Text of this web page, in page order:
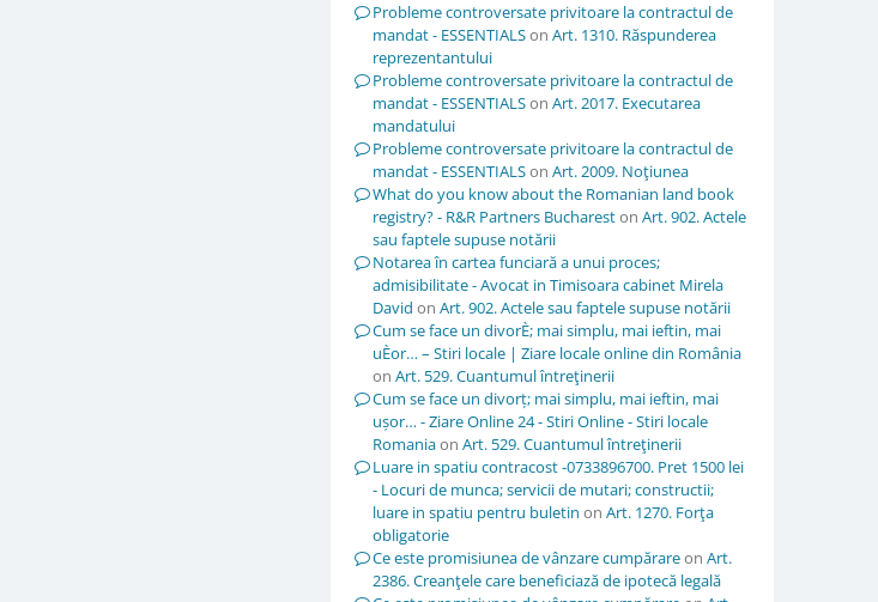
Probleme controversate privitoare la contractul de
mandat - ESSENTIALSon Art. 1310. Răspunderea
reprezentantului
Probleme controversate privitoare la contractul de
mandat - ESSENTIALSon Art. 2017. Executarea
mandatului
Probleme controversate privitoare la contractul de
mandat - ESSENTIALSon Art. 2009. Noţiunea
What do you know about the Romanian land book
registry? - R&R Partners Buchareston Art. 902. Actele
sau faptele supuse notării
Notarea în cartea funciară a unui proces;
admisibilitate - Avocat in Timisoara cabinet Mirela
David on Art. 902. Actele sau faptele supuse notării
Cum se face un divorÈ; mai simplu, mai ieftin, mai
uÈor… – Stiri locale | Ziare locale online din România
on Art. 529. Cuantumul întreţinerii
Cum se face un divorț; mai simplu, mai ieftin, mai
ușor… - Ziare Online 24 - Stiri Online - Stiri locale
Romaniaon Art. 529. Cuantumul întreţinerii
Luare in spatiu contracost -0733896700. Pret 1500 lei
- Locuri de munca; servicii de mutari; constructii;
luare in spatiu pentru buletin on Art. 1270. Forţa
obligatorie
Ce este promisiunea de vânzare cumpărareon Art.
2386. Creanţele care beneficiază de ipotecă legală